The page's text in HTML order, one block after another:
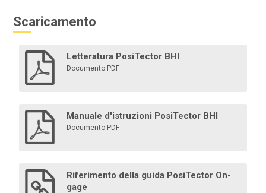
Scaricamento
Letteratura PosiTector BHI
Documento PDF
Manuale d'istruzioni PosiTector BHI
Documento PDF
Riferimento della guida PosiTector On-
gage